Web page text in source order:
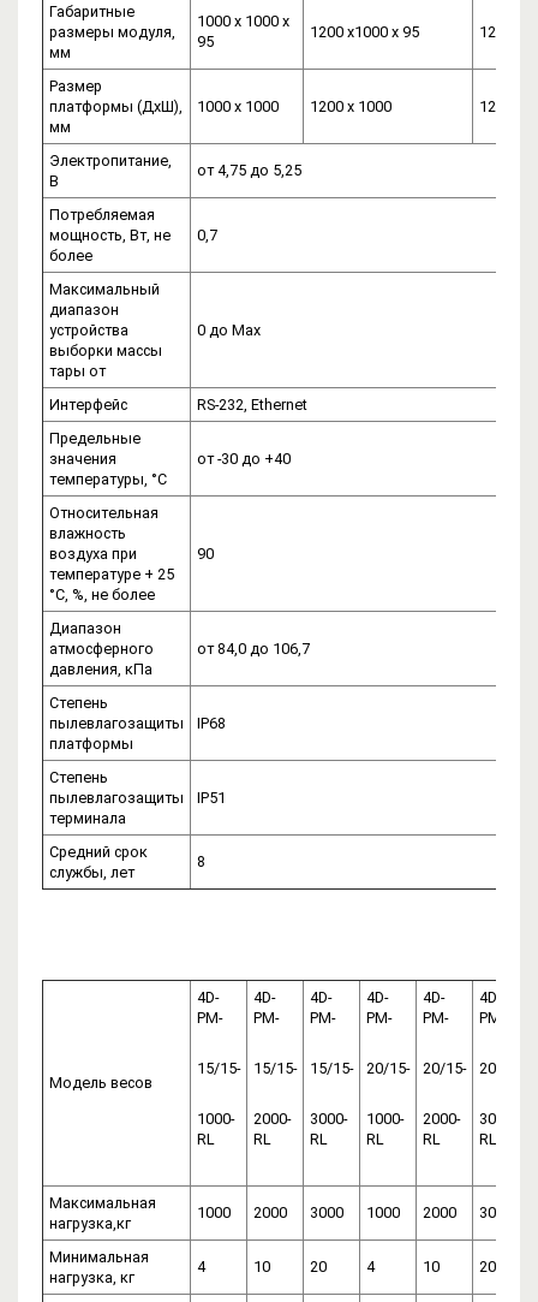
Габаритные
размеры модуля,
мм
1000 х 1000 х
95
1200 х1000 х 95 1200 х
Размер
платформы (ДхШ),
мм
1000 х 1000 1200 х 1000 1200 х
Электропитание,
В
от 4,75 до 5,25
Потребляемая
мощность, Вт, не
более
0,7
Максимальный
диапазон
устройства
выборки массы
тары от
0 до Мах
Интерфейс
RS-232, Ethernet
Предельные
значения
температуры, °С
от -30 до +40
Относительная
влажность
воздуха при
температуре + 25
°С, %, не более
90
Диапазон
атмосферного
давления, кПа
от 84,0 до 106,7
Степень
пылевлагозащиты
платформы
IP68
Степень
пылевлагозащиты
терминала
IP51
Средний срок
службы, лет
8
Модель весов
4D-
PM-
15/15-
1000-
RL
4D-
PM-
15/15-
2000-
RL
4D-
PM-
15/15-
3000-
RL
4D-
PM-
20/15-
1000-
RL
4D-
PM-
20/15-
2000-
RL
4D-
PM-
20/15-
3000-
RL
Максимальная
нагрузка,кг
1000 2000 3000 1000 2000 3000
Минимальная
нагрузка, кг
4 10 20 4 10 20